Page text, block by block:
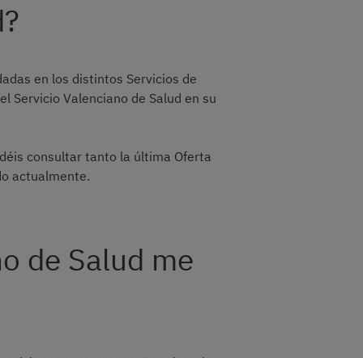
en los distintos Servicios de
Servicio Valenciano de Salud en su
consultar tanto la última Oferta
actualmente.
de Salud me